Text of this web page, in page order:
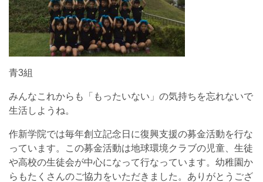
青3組
みんなこれからも「もったいない」の気持ちを忘れないで
生活しようね。
作新学院では毎年創立記念日に復興支援の募金活動を行な
っています。この募金活動は地球環境クラブの児童、生徒
や高校の生徒会が中心になって行なっています。幼稚園か
らもたくさんのご協力をいただきました。ありがとうござ